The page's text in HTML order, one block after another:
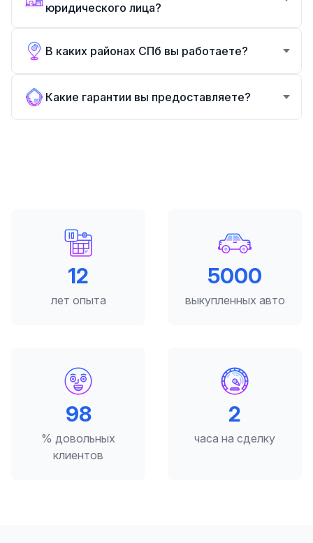
юридического лица?
В каких районах СПб вы работаете?
Какие гарантии вы предоставляете?
12
лет опыта
5000
выкупленных авто
98
% довольных
клиентов
2
часа на сделку